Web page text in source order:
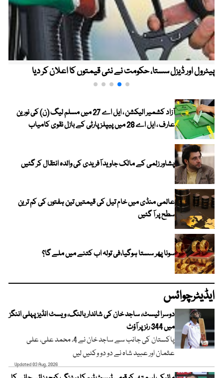
پیٹرول اور ڈیزل سستا، حکومت نے نئی قیمتوں کا اعلان کر دیا
آزاد کشمیر الیکشن ، ایل اے 27 میں مسلم لیگ (ن) کی نورین
عارف ، ایل اے 28 میں پیپلز پارٹی کے بازل نقوی کامیاب
پشاور زلمی کے مالک جاوید آفریدی کی والدہ انتقال کر گئیں
عالمی منڈی میں خام تیل کی قیمتیں تین ہفتوں کی کم ترین
سطح پر آ گئیں
سونا پھر سستا ہوگیا،فی تولہ اب کتنے میں ملے گا؟
ایڈیٹرچوائس
دوسرا ٹیسٹ، ساجد خان کی شاندار بالنگ، ویسٹ انڈیز پہلی اننگز
میں 344 رنز پر آؤٹ
پاکستان کی جانب سے ساجد خان نے 4، محمد علی، علی
عثمان اور عبید شاہ نے دو دو وکٹیں لیں
Updated 03 Aug, 2026